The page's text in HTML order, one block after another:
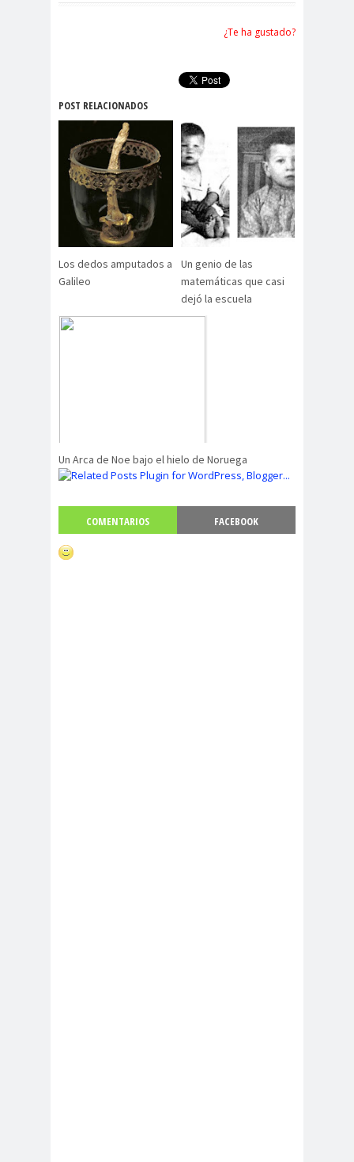
¿Te ha gustado?
POST RELACIONADOS
Los dedos amputados a
Galileo
Un genio de las
matemáticas que casi
dejó la escuela
Un Arca de Noe bajo el hielo de Noruega
COMENTARIOS FACEBOOK